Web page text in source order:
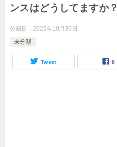
ンスはどうしてますか？
公開日： 2022年10月30日
未分類
Tweet 0